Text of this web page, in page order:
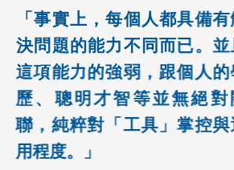
「事實上，每個人都具備有解
決問題的能力不同而已。並且
這項能力的強弱，跟個人的學
歷、聰明才智等並無絕對關
聯，純粹對「工具」掌控與運
用程度。」
做的理解，也解釋了大部份人的思維
誤區。